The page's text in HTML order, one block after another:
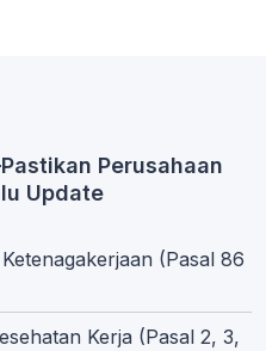
Perusahaan
Update
(Pasal 86
Kerja (Pasal 2, 3,